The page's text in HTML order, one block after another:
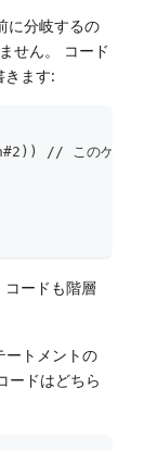
に分岐するの
せん。 コード
きます:
// このケースが
コードも階層
ートメントの
ードはどちら